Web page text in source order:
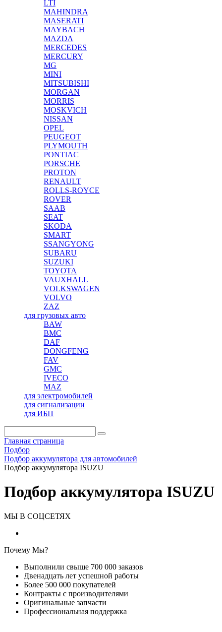
LTI
MAHINDRA
MASERATI
MAYBACH
MAZDA
MERCEDES
MERCURY
MG
MINI
MITSUBISHI
MORGAN
MORRIS
MOSKVICH
NISSAN
OPEL
PEUGEOT
PLYMOUTH
PONTIAC
PORSCHE
PROTON
RENAULT
ROLLS-ROYCE
ROVER
SAAB
SEAT
SKODA
SMART
SSANGYONG
SUBARU
SUZUKI
TOYOTA
VAUXHALL
VOLKSWAGEN
VOLVO
ZAZ
для грузовых авто
BAW
BMC
DAF
DONGFENG
FAV
GMC
IVECO
MAZ
для электромобилей
для сигнализации
для ИБП
Главная страница
Подбор
Подбор аккумулятора для автомобилей
Подбор аккумулятора ISUZU
Подбор аккумулятора ISUZU
МЫ В СОЦСЕТЯХ
Почему Мы?
Выполнили свыше 700 000 заказов
Двенадцать лет успешной работы
Более 500 000 покупателей
Контракты с производителями
Оригинальные запчасти
Профессиональная поддержка